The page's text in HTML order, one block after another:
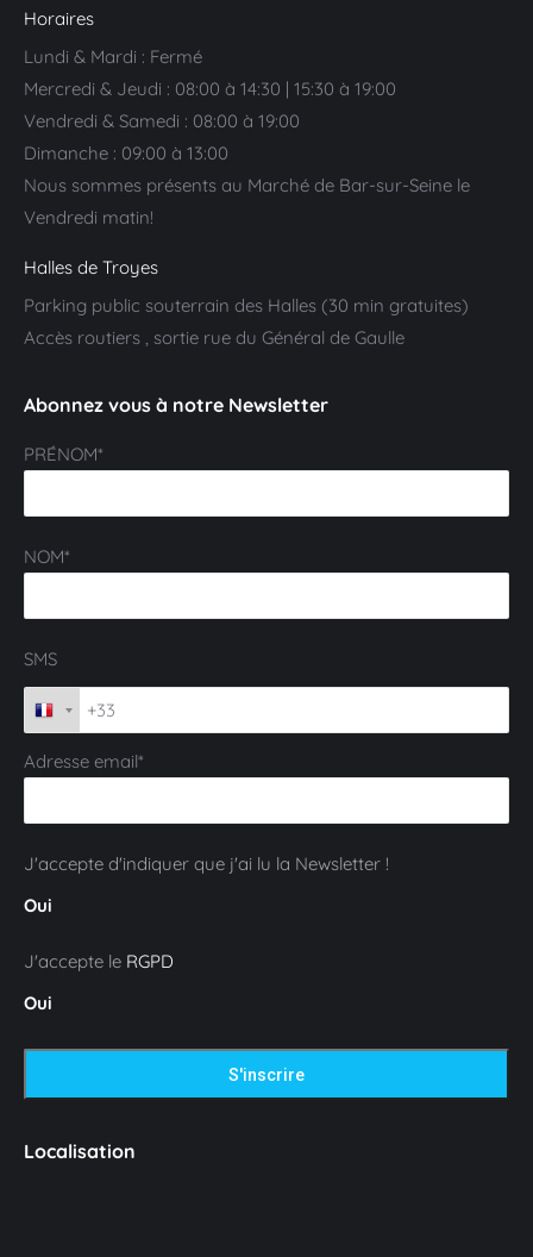
Horaires
Lundi & Mardi : Fermé
Mercredi & Jeudi : 08:00 à 14:30 | 15:30 à 19:00
Vendredi & Samedi : 08:00 à 19:00
Dimanche : 09:00 à 13:00
Nous sommes présents au Marché de Bar-sur-Seine le
Vendredi matin!
Halles de Troyes
Parking public souterrain des Halles (30 min gratuites)
Accès routiers , sortie rue du Général de Gaulle
Abonnez vous à notre Newsletter
PRÉNOM*
NOM*
SMS
Adresse email*
J'accepte d'indiquer que j'ai lu la Newsletter !
Oui
J'accepte le RGPD
Oui
Localisation